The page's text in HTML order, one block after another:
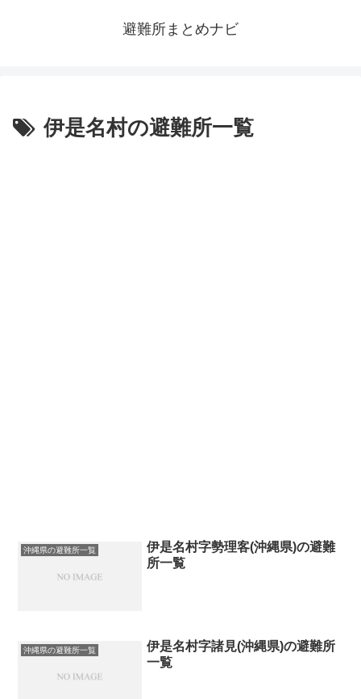
避難所まとめナビ
伊是名村の避難所一覧
沖縄県の避難所一覧
伊是名村字勢理客(沖縄県)の避難
所一覧
沖縄県の避難所一覧
伊是名村字諸見(沖縄県)の避難所
一覧